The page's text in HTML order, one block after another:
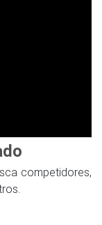
competidores,